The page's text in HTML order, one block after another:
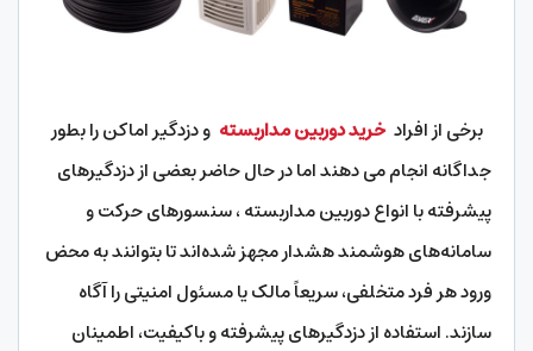
برخی از افرادخرید دوربین مداربسته و دزدگیر اماکن را بطور
جداگانه انجام می دهند اما در حال حاضر بعضی از دزدگیرهای
پیشرفته با انواع دوربین‌ مداربسته ، سنسورهای حرکت و
سامانه‌های هوشمند هشدار مجهز شده‌اند تا بتوانند به محض
ورود هر فرد متخلفی، سریعاً مالک یا مسئول امنیتی را آگاه
سازند. استفاده از دزدگیرهای پیشرفته و باکیفیت، اطمینان